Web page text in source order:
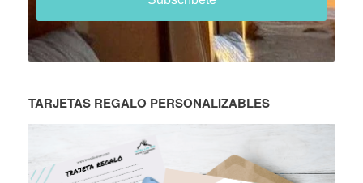
TARJETAS REGALO PERSONALIZABLES